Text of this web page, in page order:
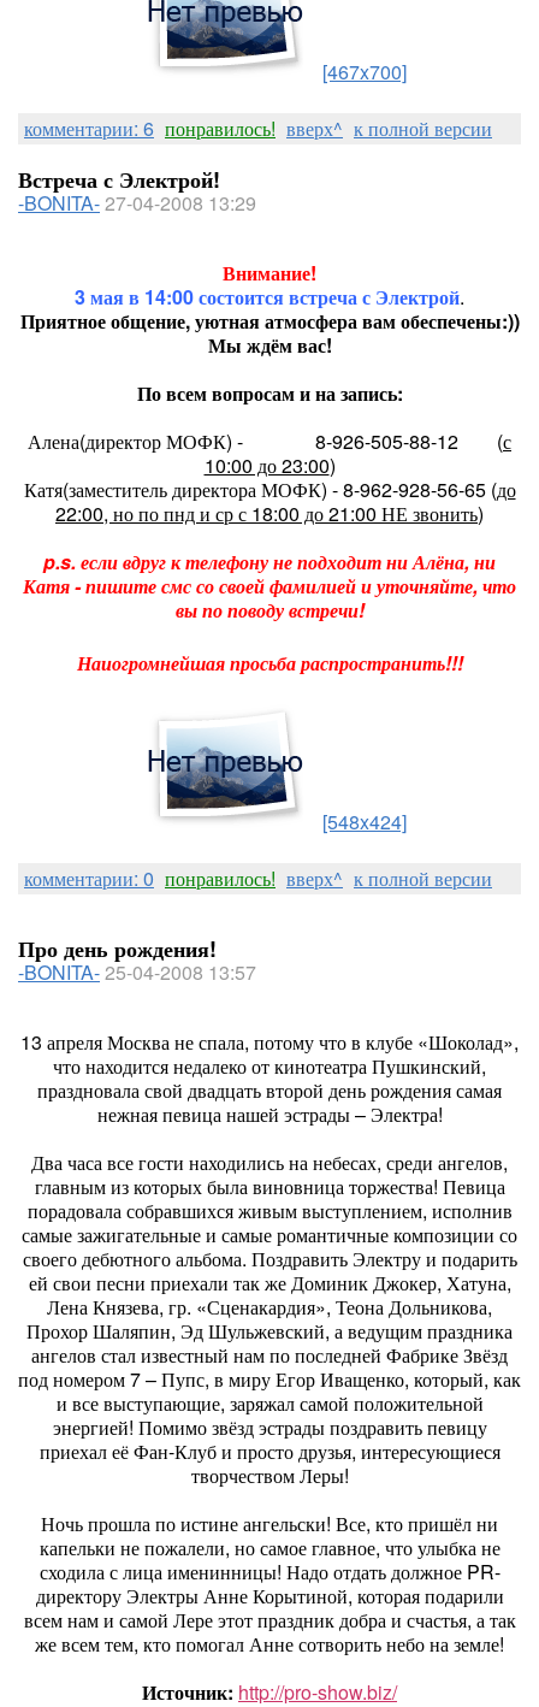
[467x700]
комментарии: 6 понравилось! вверх^ к полной версии
Встреча с Электрой!
-BONITA-27-04-2008 13:29
Внимание!
3 мая в 14:00 состоится встреча с Электрой.
Приятное общение, уютная атмосфера вам обеспечены:))
Мы ждём вас!
По всем вопросам и на запись:
Алена(директор МОФК) -
8-926-505-88-12 (с
10:00 до 23:00)
Катя(заместитель директора МОФК) - 8-962-928-56-65 (до
22:00, но по пнд и ср с 18:00 до 21:00 НЕ звонить)
p.s. если вдруг к телефону не подходит ни Алёна, ни
Катя - пишите смс со своей фамилией и уточняйте, что
вы по поводу встречи!
Наиогромнейшая просьба распространить!!!
[548x424]
комментарии: 0 понравилось! вверх^ к полной версии
Про день рождения!
-BONITA-25-04-2008 13:57
13 апреля Москва не спала, потому что в клубе «Шоколад»,
что находится недалеко от кинотеатра Пушкинский,
праздновала свой двадцать второй день рождения самая
нежная певица нашей эстрады – Электра!
Два часа все гости находились на небесах, среди ангелов,
главным из которых была виновница торжества! Певица
порадовала собравшихся живым выступлением, исполнив
самые зажигательные и самые романтичные композиции со
своего дебютного альбома. Поздравить Электру и подарить
ей свои песни приехали так же Доминик Джокер, Хатуна,
Лена Князева, гр. «Сценакардия», Теона Дольникова,
Прохор Шаляпин, Эд Шульжевский, а ведущим праздника
ангелов стал известный нам по последней Фабрике Звёзд
под номером 7 – Пупс, в миру Егор Иващенко, который, как
и все выступающие, заряжал самой положительной
энергией! Помимо звёзд эстрады поздравить певицу
приехал её Фан-Клуб и просто друзья, интересующиеся
творчеством Леры!
Ночь прошла по истине ангельски! Все, кто пришёл ни
капельки не пожалели, но самое главное, что улыбка не
сходила с лица именинницы! Надо отдать должное PR-
директору Электры Анне Корытиной, которая подарили
всем нам и самой Лере этот праздник добра и счастья, а так
же всем тем, кто помогал Анне сотворить небо на земле!
Источник: http://pro-show.biz/